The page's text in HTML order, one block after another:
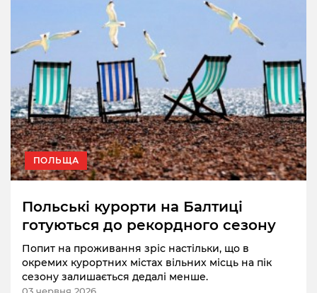
ПОЛЬЩА
Польські курорти на Балтиці
готуються до рекордного сезону
Попит на проживання зріс настільки, що в
окремих курортних містах вільних місць на пік
сезону залишається дедалі менше.
03 червня 2026